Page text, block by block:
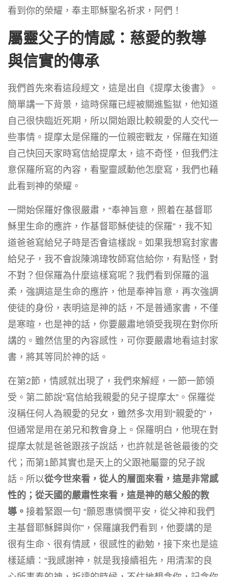
看到你的榮耀，奉主耶穌聖名祈求，阿們！
屬靈父子的情感：慈愛的教導
與信實的傳承
我們首先來看這段經文，這是出自《提摩太後書》。
簡單講一下背景，這時保羅已經被關進監獄，他知道
自己很快臨近死期，所以開始跟比較親愛的人交代一
些事情。提摩太是保羅的一位親密戰友，保羅在知道
自己快回天家時寫信給提摩太，這不奇怪，但我們注
意保羅所寫的內容，看聖靈感動他怎麼寫，我們也藉
此看到神的榮耀。
一開始保羅好像很嚴肅，“奉神旨意，照着在基督耶
穌里生命的應許，作基督耶穌使徒的保羅”，我不知
道爸爸寫給兒子時是否會這樣說。如果我想寫封家書
給兒子，我不會說陳鴻瑋牧師寫信給你，有點怪，對
不對？但保羅為什麼這樣寫呢？我們看到保羅的溫
柔，強調這是生命的應許，他是奉神旨意，再次強調
使徒的身份，表明這是神的話，不是普通家書，不僅
是寒暄，也是神的話，你要嚴肅地領受我現在對你所
講的。雖然信里的內容感性，可你要嚴肅地看這封家
書，將其等同於神的話。
在第2節，情感就出現了，我們來解經，一節一節領
受。第二節說“寫信給我親愛的兒子提摩太”。保羅從
沒稱任何人為親愛的兒女，雖然多次用到“親愛的”，
但通常是用在弟兄和教會身上。保羅明白，他現在對
提摩太就是爸爸跟孩子說話，也許就是爸爸最後的交
代；而第1節其實也是天上的父跟祂屬靈的兒子說
話。所以從今世來看，從人的層面來看，這是非常感
性的；從天國的嚴肅性來看，這是神的慈父般的教
導。 接着緊跟一句 “願恩惠憐憫平安，從父神和我們
主基督耶穌歸與你”，保羅讓我們看到，他要講的是
很有生命、很有情感，很感性的勸勉，接下來也是這
樣延續：“我感謝神，就是我接續祖先，用清潔的良